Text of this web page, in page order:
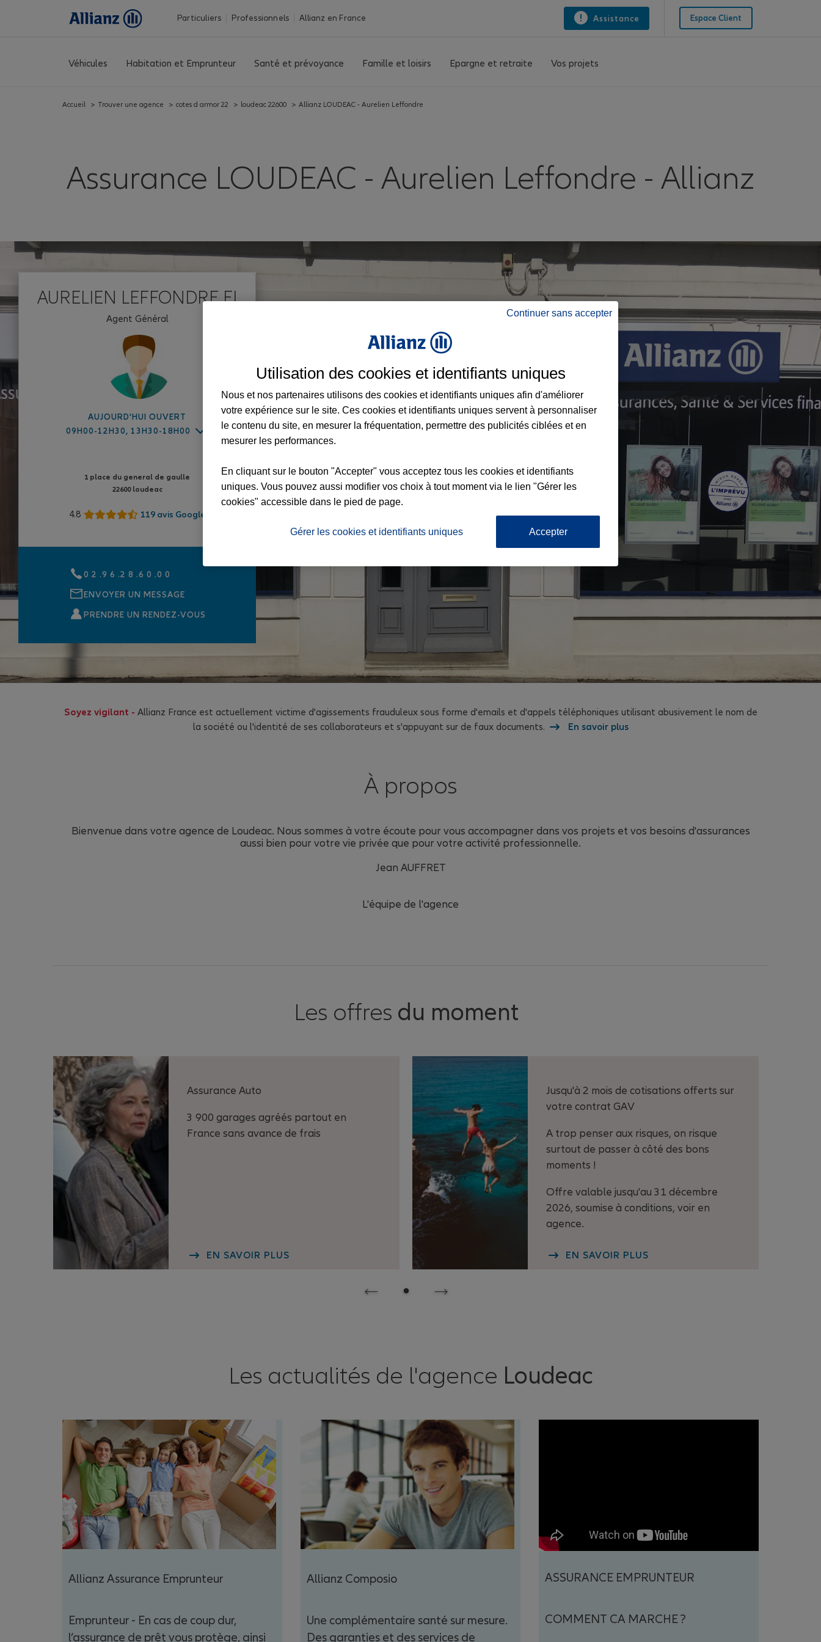
Particuliers Professionnels Allianz en France Assistance Espace Client
Véhicules Habitation et Emprunteur Santé et prévoyance Famille et loisirs Epargne et retraite Vos projets
Accueil > Trouver une agence > cotes d armor 22 > loudeac 22600 > Allianz LOUDEAC - Aurelien Leffondre
Assurance LOUDEAC - Aurelien Leffondre - Allianz
AURELIEN LEFFONDRE EI
Agent Général
AUJOURD'HUI OUVERT
09H00-12H30, 13H30-18H00
1 place du general de gaulle
22600 loudeac
4.8 119 avis Google
0 2 .9 6 .2 8 .6 0 .0 0
ENVOYER UN MESSAGE
PRENDRE UN RENDEZ-VOUS
Soyez vigilant - Allianz France est actuellement victime d'agissements frauduleux sous forme d'emails et d'appels téléphoniques utilisant abusivement le nom de
la société ou l'identité de ses collaborateurs et s'appuyant sur de faux documents.
En savoir plus
À propos
Bienvenue dans votre agence de Loudeac. Nous sommes à votre écoute pour vous accompagner dans vos projets et vos besoins d'assurances
aussi bien pour votre vie privée que pour votre activité professionnelle.
Jean AUFFRET
L'équipe de l'agence
Les offres du moment
Assurance Auto
3 900 garages agréés partout en
France sans avance de frais
EN SAVOIR PLUS
Jusqu'à 2 mois de cotisations offerts sur
votre contrat GAV
A trop penser aux risques, on risque
surtout de passer à côté des bons
moments !
Offre valable jusqu'au 31 décembre
2026, soumise à conditions, voir en
agence.
EN SAVOIR PLUS
Les actualités de l'agence Loudeac
Allianz Assurance Emprunteur
Emprunteur - En cas de coup dur,
l’assurance de prêt vous protège, ainsi
Allianz Composio
Une complémentaire santé sur mesure.
Des garanties et des services de
ASSURANCE EMPRUNTEUR
COMMENT CA MARCHE ?
Continuer sans accepter
Utilisation des cookies et identifiants uniques
Nous et nos partenaires utilisons des cookies et identifiants uniques afin d'améliorer
votre expérience sur le site. Ces cookies et identifiants uniques servent à personnaliser
le contenu du site, en mesurer la fréquentation, permettre des publicités ciblées et en
mesurer les performances.
En cliquant sur le bouton "Accepter" vous acceptez tous les cookies et identifiants
uniques. Vous pouvez aussi modifier vos choix à tout moment via le lien "Gérer les
cookies" accessible dans le pied de page.
Gérer les cookies et identifiants uniques Accepter